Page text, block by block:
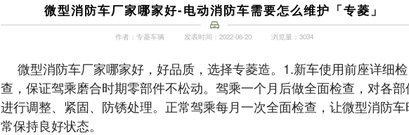
微型消防车厂家哪家好-电动消防车需要怎么维护「专菱」
作者：专菱车辆 发表时间：2022-06-20 浏览量：3034
微型消防车厂家哪家好，好品质，选择专菱造。1.新车使用前座详细检
查，保证驾乘磨合时期零部件不松动。驾乘一个月后做全面检查，对各部
进行调整、紧固、防锈处理。正常驾乘每月一次全面检查，让微型消防车
常保持良好状态。